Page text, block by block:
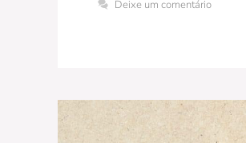
Deixe um comentário